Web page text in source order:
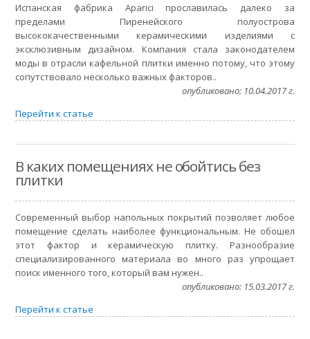
Испанская фабрика Aparici прославилась далеко за
пределами Пиренейского полуострова
высококачественными керамическими изделиями с
эксклюзивным дизайном. Компания стала законодателем
моды в отрасли кафельной плитки именно потому, что этому
сопутствовало несколько важных факторов..
опубликовано: 10.04.2017 г.
Перейти к статье
В каких помещениях не обойтись без
плитки
Современный выбор напольных покрытий позволяет любое
помещение сделать наиболее функциональным. Не обошел
этот фактор и керамическую плитку. Разнообразие
специализированного материала во много раз упрощает
поиск именного того, который вам нужен..
опубликовано: 15.03.2017 г.
Перейти к статье